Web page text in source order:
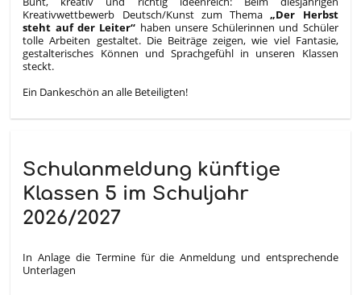
Kreativwettbewerb Deutsch/Kunst zum Thema„Der Herbst
steht auf der Leiter“ haben unsere Schülerinnen und Schüler
tolle Arbeiten gestaltet. Die Beiträge zeigen, wie viel Fantasie,
gestalterisches Können und Sprachgefühl in unseren Klassen
steckt.
Ein Dankeschön an alle Beteiligten!
Schulanmeldung künftige
Klassen 5 im Schuljahr
2026/2027
In Anlage die Termine für die Anmeldung und entsprechende
Unterlagen